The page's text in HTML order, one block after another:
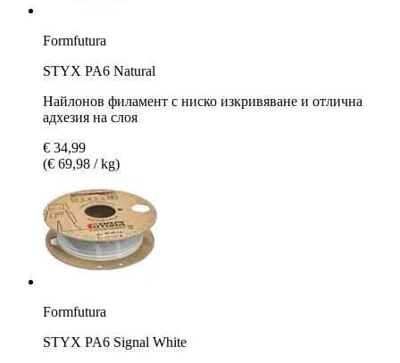
Formfutura
STYX PA6 Natural
Найлонов филамент с ниско изкривяване и отлична
адхезия на слоя
€ 34,99
(€ 69,98 / kg)
Formfutura
STYX PA6 Signal White